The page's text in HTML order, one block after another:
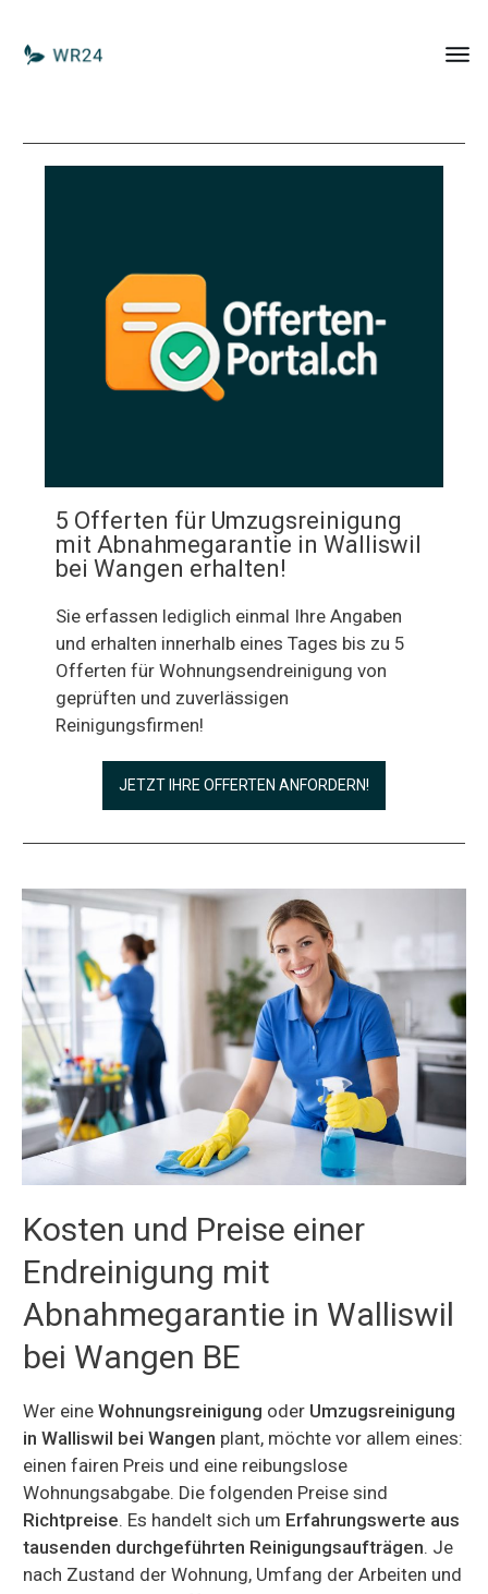
5 Offerten für Umzugsreinigung
mit Abnahmegarantie in Walliswil
bei Wangen erhalten!
Sie erfassen lediglich einmal Ihre Angaben
und erhalten innerhalb eines Tages bis zu 5
Offerten für Wohnungsendreinigung von
geprüften und zuverlässigen
Reinigungsfirmen!
JETZT IHRE OFFERTEN ANFORDERN!
Kosten und Preise einer
Endreinigung mit
Abnahmegarantie in Walliswil
bei Wangen BE
Wer eine Wohnungsreinigung oder Umzugsreinigung
in Walliswil bei Wangen plant, möchte vor allem eines:
einen fairen Preis und eine reibungslose
Wohnungsabgabe. Die folgenden Preise sind
Richtpreise. Es handelt sich um Erfahrungswerte aus
tausenden durchgeführten Reinigungsaufträgen. Je
nach Zustand der Wohnung, Umfang der Arbeiten und